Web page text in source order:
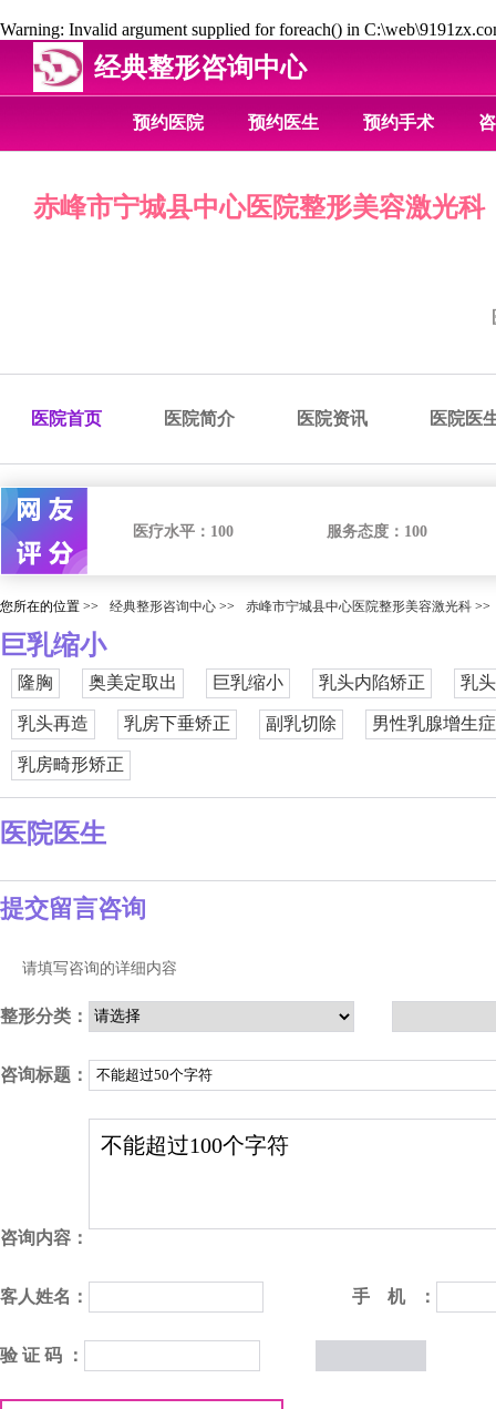
Warning: Invalid argument supplied for foreach() in
经典整形咨询中心
预约医院 预约医生 预约手术
赤峰市宁城县中心医院整形美容激光科
医院首页 医院简介 医院资讯 医院医
医疗水平： 100 服务态度： 100
您所在的位置 >> 经典整形咨询中心 >> 赤峰市宁城县中心医院整形美容激光科 >>
巨乳缩小
隆胸 奥美定取出 巨乳缩小 乳头内陷矫正 乳
乳头再造 乳房下垂矫正 副乳切除 男性乳腺增生
乳房畸形矫正
医院医生
提交留言咨询
请填写咨询的详细内容
整形分类：
咨询标题：
咨询内容：
客人姓名： 手 机 ：
验 证 码 ：